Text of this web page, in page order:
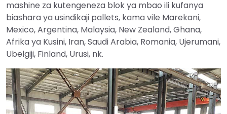
mashine za kutengeneza blok ya mbao ili kufanya
biashara ya usindikaji pallets, kama vile Marekani,
Mexico, Argentina, Malaysia, New Zealand, Ghana,
Afrika ya Kusini, Iran, Saudi Arabia, Romania, Ujerumani,
Ubelgiji, Finland, Urusi, nk.